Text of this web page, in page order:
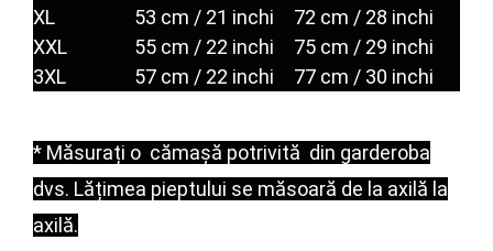
XL
53 cm / 21 inchi
72 cm / 28 inchi
XXL
55 cm / 22 inchi
75 cm / 29 inchi
3XL
57 cm / 22 inchi 77 cm / 30 inchi
* Măsurați o cămașă potrivită din garderoba
dvs. Lățimea pieptului se măsoară de la axilă la
axilă.